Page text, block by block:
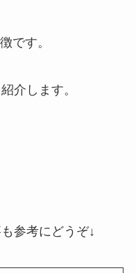
です。
介します。
参考にどうぞ↓